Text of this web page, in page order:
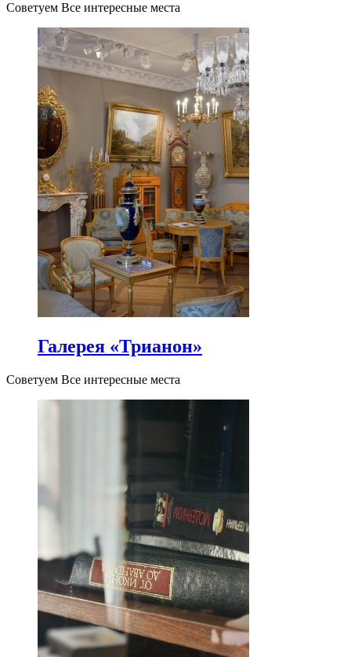
Советуем Все интересные места
Галерея «Трианон»
Советуем Все интересные места